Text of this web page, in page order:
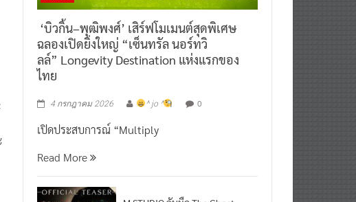
‘บิวกิ้น–พุฒิพงศ์’ เสิร์ฟโมเมนต์สุดพิเศษ
ฉลองเปิดยิ่งใหญ่ “เซ็นทรัล นอร์ทวิ
ลล์” Longevity Destination แห่งแรกของ
ไทย
เปิดประสบการณ์ “Multiply